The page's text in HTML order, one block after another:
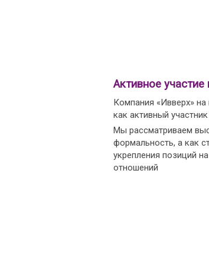
Активное участие
Компания «Ивверх» на
как активный
Мы рассматриваем
формальность, а как
укрепления позиций
отношений